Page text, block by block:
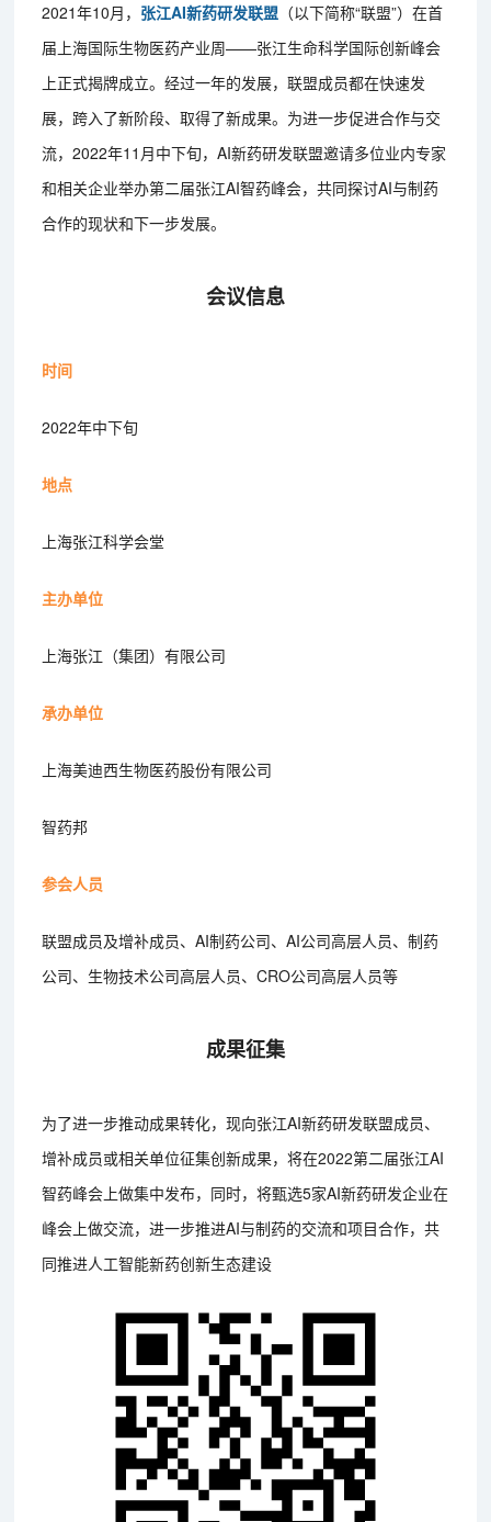
2021年10月， 张江AI新药研发联盟 （以下简称“联盟”）在首
届上海国际生物医药产业周——张江生命科学国际创新峰会
上正式揭牌成立。经过一年的发展，联盟成员都在快速发
展，跨入了新阶段、取得了新成果。为进一步促进合作与交
流，2022年11月中下旬，AI新药研发联盟邀请多位业内专家
和相关企业举办第二届张江AI智药峰会，共同探讨AI与制药
合作的现状和下一步发展。
会议信息
时间
2022年中下旬
地点
上海张江科学会堂
主办单位
上海张江（集团）有限公司
承办单位
上海美迪西生物医药股份有限公司
智药邦
参会人员
联盟成员及增补成员、AI制药公司、AI公司高层人员、制药
公司、生物技术公司高层人员、CRO公司高层人员等
成果征集
为了进一步推动成果转化，现向张江AI新药研发联盟成员、
增补成员或相关单位征集创新成果，将在2022第二届张江AI
智药峰会上做集中发布，同时，将甄选5家AI新药研发企业在
峰会上做交流，进一步推进AI与制药的交流和项目合作，共
同推进人工智能新药创新生态建设